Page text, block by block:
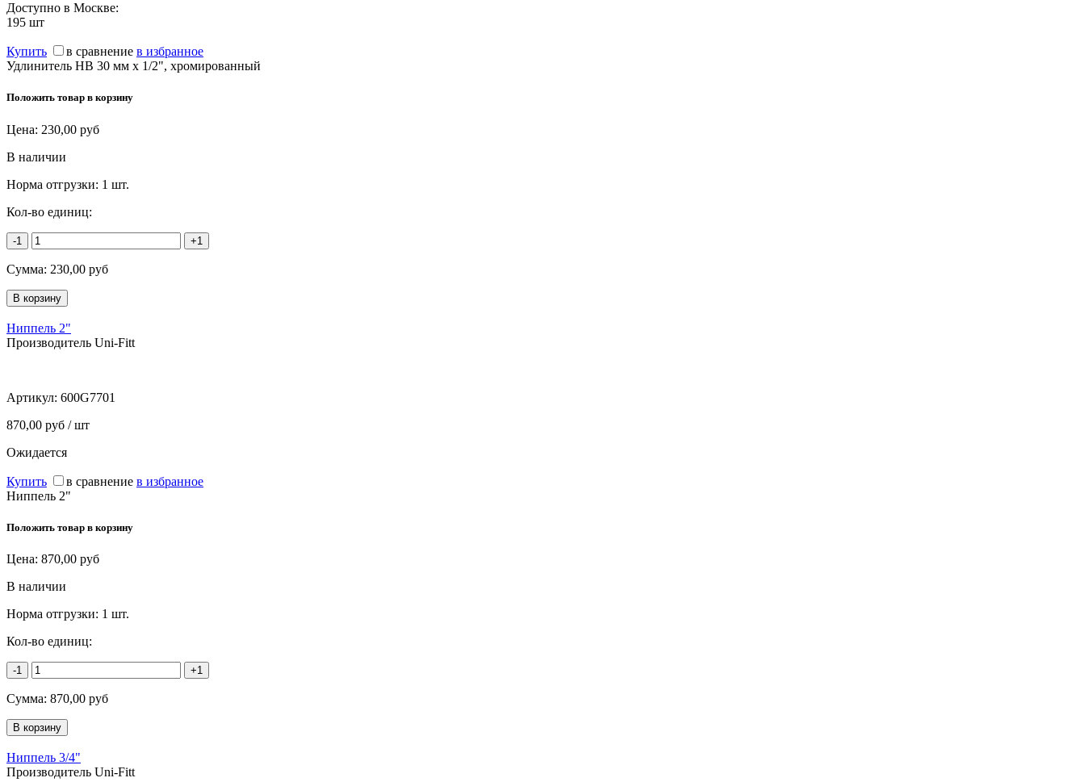
Доступно в Москве:
195 шт
Купить в сравнение в избранное
Удлинитель НВ 30 мм х 1/2", хромированный
Положить товар в корзину
Цена: 230,00 руб
В наличии
Норма отгрузки: 1 шт.
Кол-во единиц:
-1 +1
Сумма: 230,00 руб
Ниппель 2"
Производитель Uni-Fitt
Артикул: 600G7701
870,00 руб / шт
Ожидается
Купить в сравнение в избранное
Ниппель 2"
Положить товар в корзину
Цена: 870,00 руб
В наличии
Норма отгрузки: 1 шт.
Кол-во единиц:
-1 +1
Сумма: 870,00 руб
Ниппель 3/4"
Производитель Uni-Fitt